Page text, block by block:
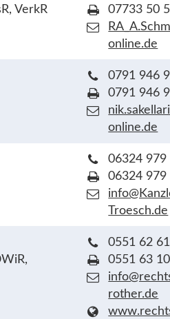
VerkR
07733 50
online.de
0791 946
0791 946
online.de
06324 979
06324 979
Troesch.de
0551 62
0551 63
rother.de